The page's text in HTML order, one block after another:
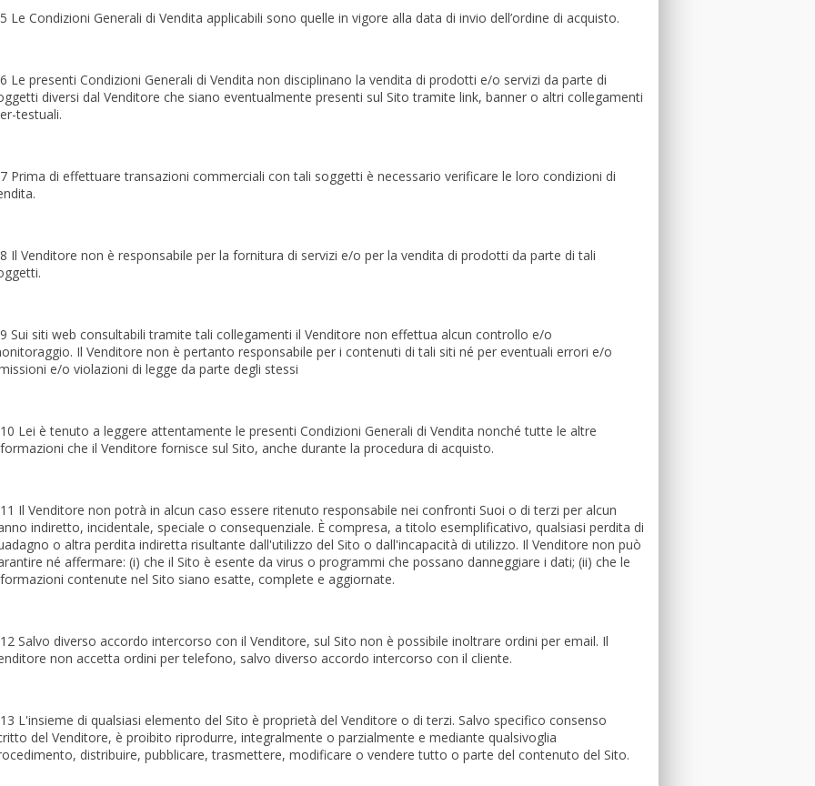
Le Condizioni Generali di Vendita applicabili sono quelle in vigore alla data di invio dell’ordine di acquisto.
Le presenti Condizioni Generali di Vendita non disciplinano la vendita di prodotti e/o servizi da parte di
diversi dal Venditore che siano eventualmente presenti sul Sito tramite link, banner o altri collegamenti
testuali.
Prima di effettuare transazioni commerciali con tali soggetti è necessario verificare le loro condizioni di
Il Venditore non è responsabile per la fornitura di servizi e/o per la vendita di prodotti da parte di tali
Sui siti web consultabili tramite tali collegamenti il Venditore non effettua alcun controllo e/o
Il Venditore non è pertanto responsabile per i contenuti di tali siti né per eventuali errori e/o
e/o violazioni di legge da parte degli stessi
Lei è tenuto a leggere attentamente le presenti Condizioni Generali di Vendita nonché tutte le altre
che il Venditore fornisce sul Sito, anche durante la procedura di acquisto.
Il Venditore non potrà in alcun caso essere ritenuto responsabile nei confronti Suoi o di terzi per alcun
indiretto, incidentale, speciale o consequenziale. È compresa, a titolo esemplificativo, qualsiasi perdita di
o altra perdita indiretta risultante dall'utilizzo del Sito o dall'incapacità di utilizzo. Il Venditore non può
né affermare: (i) che il Sito è esente da virus o programmi che possano danneggiare i dati; (ii) che le
contenute nel Sito siano esatte, complete e aggiornate.
Salvo diverso accordo intercorso con il Venditore, sul Sito non è possibile inoltrare ordini per email. Il
non accetta ordini per telefono, salvo diverso accordo intercorso con il cliente.
L'insieme di qualsiasi elemento del Sito è proprietà del Venditore o di terzi. Salvo specifico consenso
del Venditore, è proibito riprodurre, integralmente o parzialmente e mediante qualsivoglia
distribuire, pubblicare, trasmettere, modificare o vendere tutto o parte del contenuto del Sito.